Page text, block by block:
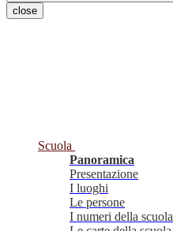
close
Scuola
Panoramica
Presentazione
I luoghi
Le persone
I numeri della scuola